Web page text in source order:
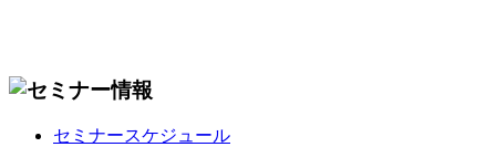
セミナースケジュール